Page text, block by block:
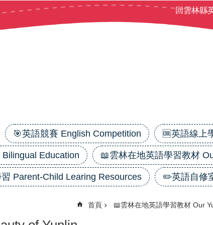
回雲林縣
🎯英語競賽 English Competition 🆒英語線上
Education 📖雲林在地英語學習教材
Parent-Child Learing Resources ✏️英語自修
首頁 📖雲林在地英語學習教材 Our